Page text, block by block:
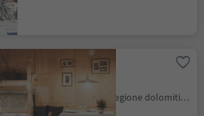
Hotel Ristorante
Kolfuschgerhof
Colfosco, Corvara, Regione dolomitica Alta Badia